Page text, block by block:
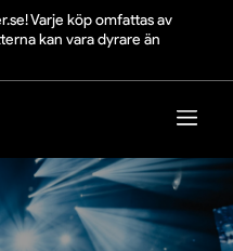
Varje köp omfattas av
kan vara dyrare än